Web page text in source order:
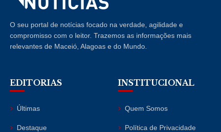
O seu portal de notícias focado na verdade, agilidade e
compromisso com o leitor. Trazemos as informações mais
relevantes de Maceió, Alagoas e do Mundo.
EDITORIAS
Últimas
Destaque
INSTITUCIONAL
Quem Somos
Política de Privacidade